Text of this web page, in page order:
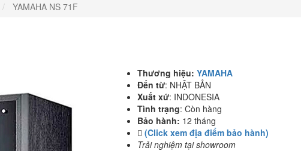
YAMAHA NS 71F
Thương hiệu: YAMAHA
Đến từ: NHẬT BẢN
Xuất xứ: INDONESIA
Tình trạng: Còn hàng
Bảo hành: 12 tháng
(Click xem địa điểm bảo hành)
Trải nghiệm tại showroom